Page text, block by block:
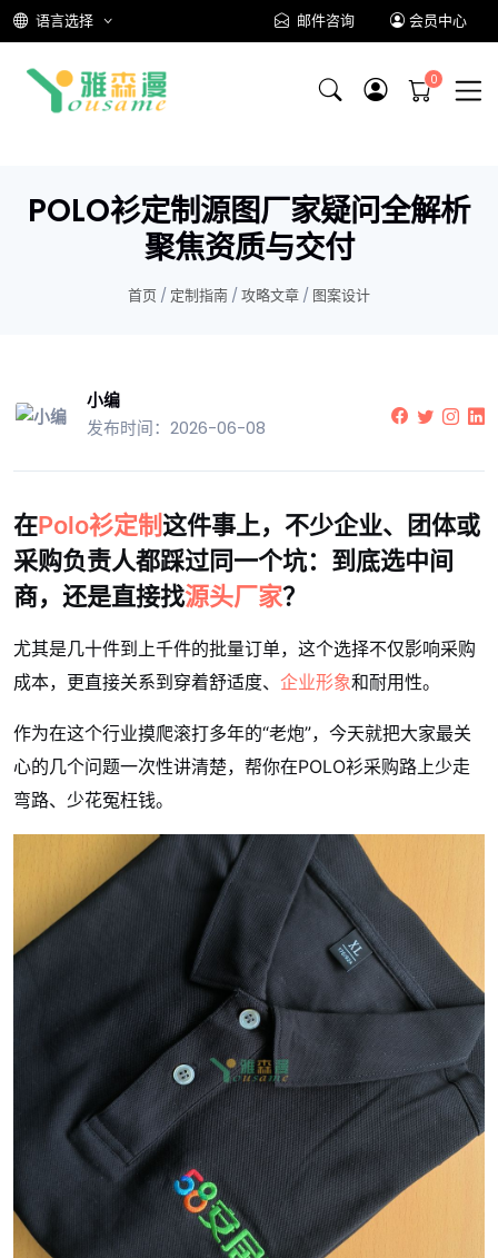
语言选择 邮件咨询 会员中心
POLO衫定制源图厂家疑问全解析
聚焦资质与交付
首页 / 定制指南 / 攻略文章 / 图案设计
小编
发布时间：2026-06-08
在Polo衫定制这件事上，不少企业、团体或
采购负责人都踩过同一个坑： 到底选中间
商，还是直接找源头厂家？
尤其是几十件到上千件的批量订单，这个选择不仅影响采购
成本，更直接关系到穿着舒适度、 企业形象和耐用性。
作为在这个行业摸爬滚打多年的“老炮”，今天就把大家最关
心的几个问题一次性讲清楚，帮你在POLO衫采购路上少走
弯路、少花冤枉钱。